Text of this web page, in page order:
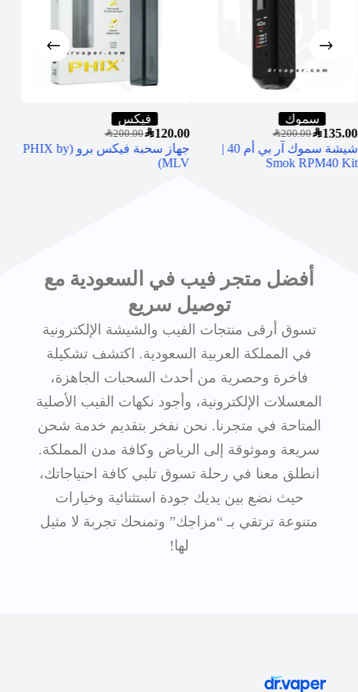
سموك
SAR200.00SAR135.00
شيشة سموك آر بي أم 40 |
Smok RPM40 Kit
فيكس
SAR200.00SAR120.00
جهاز سحبة فيكس برو (PHIX by
MLV)
أفضل متجر فيب في السعودية مع
توصيل سريع
تسوق أرقى منتجات الفيب والشيشة الإلكترونية
في المملكة العربية السعودية. اكتشف تشكيلة
فاخرة وحصرية من أحدث السحبات الجاهزة،
المعسلات الإلكترونية، وأجود نكهات الفيب الأصلية
المتاحة في متجرنا. نحن نفخر بتقديم خدمة شحن
سريعة وموثوقة إلى الرياض وكافة مدن المملكة.
انطلق معنا في رحلة تسوق تلبي كافة احتياجاتك،
حيث نضع بين يديك جودة استثنائية وخيارات
متنوعة ترتقي بـ “مزاجك” وتمنحك تجربة لا مثيل
لها!